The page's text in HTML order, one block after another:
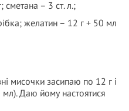
– 3 ст. л.;
желатин – 12 г + 50 мл
мисочки засипаю по 12 г і
Даю йому настоятися